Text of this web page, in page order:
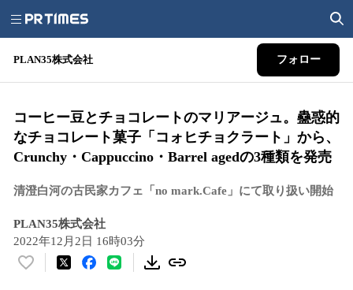
PLAN35株式会社 フォロー
コーヒー豆とチョコレートのマリアージュ。蠱惑的
なチョコレート菓子「コォヒチョクラート」から、
Crunchy・Cappuccino・Barrel agedの3種類を発売
清澄白河の古民家カフェ「no mark.Cafe」にて取り扱い開始
PLAN35株式会社
2022年12月2日 16時03分
い